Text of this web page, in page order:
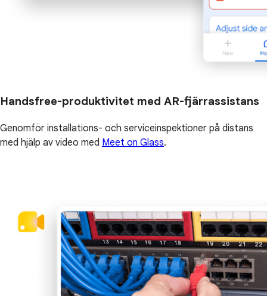
Handsfree-produktivitet med AR-fjärrassistans
Genomför installations- och serviceinspektioner på distans
med hjälp av video med Meet on Glass.